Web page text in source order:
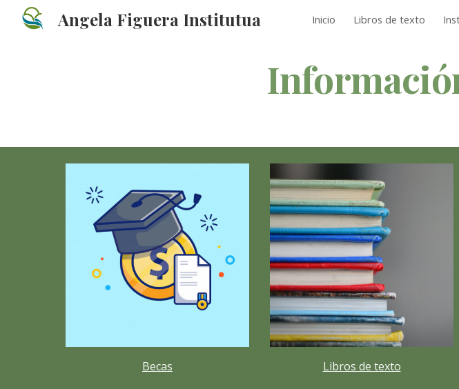
Skip to main content
Angela Figuera Institutua Inicio Libros de texto
Becas Libros de texto